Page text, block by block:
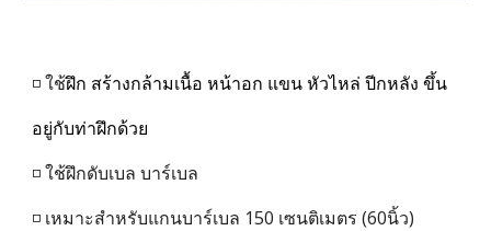
◽ ใช้ฝึก สร้างกล้ามเนื้อ หน้าอก แขน หัวไหล่ ปีกหลัง ขึ้น
อยู่กับท่าฝึกด้วย
◽ ใช้ฝึกดับเบล บาร์เบล
◽ เหมาะสำหรับแกนบาร์เบล 150 เซนติเมตร (60นิ้ว)